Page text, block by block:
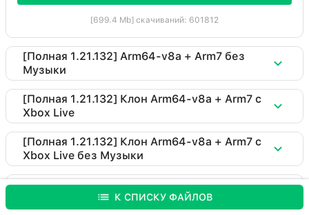
[699.4 Mb] скачиваний: 601812
[Полная 1.21.132] Arm64-v8a + Arm7 без
Музыки
Скачать Minecraft 1.21.132 (Xbox+servers)
Версия 1.21.132.01 (полная)
Работает на архитектуре arm64-v8a и на arm7
Рабочие серверы без Xbox Live
Рабочий Xbox Live
Вырезана музыка для уменьшения веса
[Полная 1.21.132] Клон Arm64-v8a + Arm7 c
Xbox Live
Скачать Minecraft 1.21.132 (clone)
Версия 1.21.132.01 (полная)
Работает на архитектуре arm64-v8a и на arm7
Рабочие серверы без Xbox Live
[Полная 1.21.132] Клон Arm64-v8a + Arm7 c
Xbox Live без Музыки
Скачать Minecraft 1.21.132 (clone)
Версия 1.21.132.01 (полная)
[Полная 1.21.132] Версия для x86 c музыкой
К СПИСКУ ФАЙЛОВ